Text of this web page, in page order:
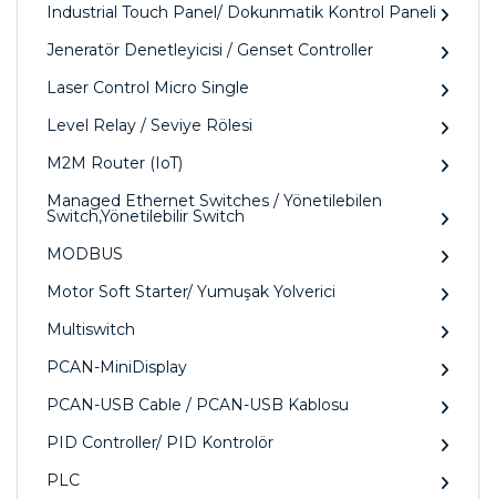
Industrial Touch Panel/ Dokunmatik Kontrol Paneli
Jeneratör Denetleyicisi / Genset Controller
Laser Control Micro Single
Level Relay / Seviye Rölesi
M2M Router (IoT)
Managed Ethernet Switches / Yönetilebilen
Switch,Yönetilebilir Switch
MODBUS
Motor Soft Starter/ Yumuşak Yolverici
Multiswitch
PCAN-MiniDisplay
PCAN-USB Cable / PCAN-USB Kablosu
PID Controller/ PID Kontrolör
PLC